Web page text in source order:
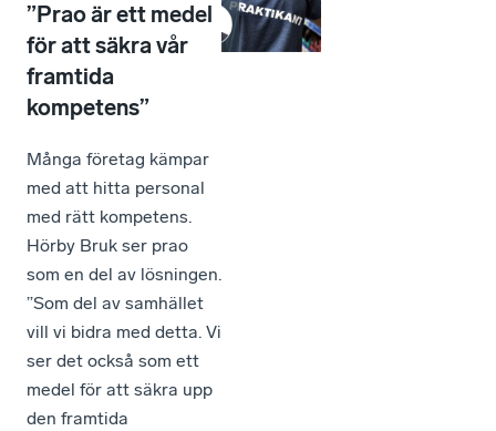
”Prao är ett medel
för att säkra vår
framtida
kompetens”
Många företag kämpar
med att hitta personal
med rätt kompetens.
Hörby Bruk ser prao
som en del av lösningen.
”Som del av samhället
vill vi bidra med detta. Vi
ser det också som ett
medel för att säkra upp
den framtida